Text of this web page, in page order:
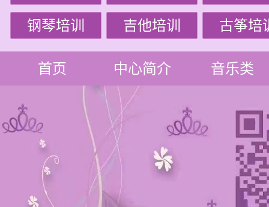
钢琴培训 吉他培训 古筝培
首页 中心简介 音乐类